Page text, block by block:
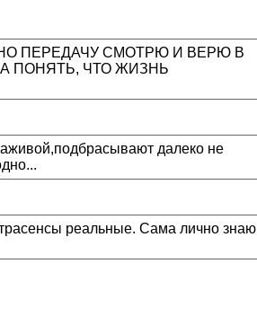
ПЕРЕДАЧУ СМОТРЮ И ВЕРЮ В
ПОНЯТЬ, ЧТО ЖИЗНЬ
далеко не
реальные. Сама лично знаю